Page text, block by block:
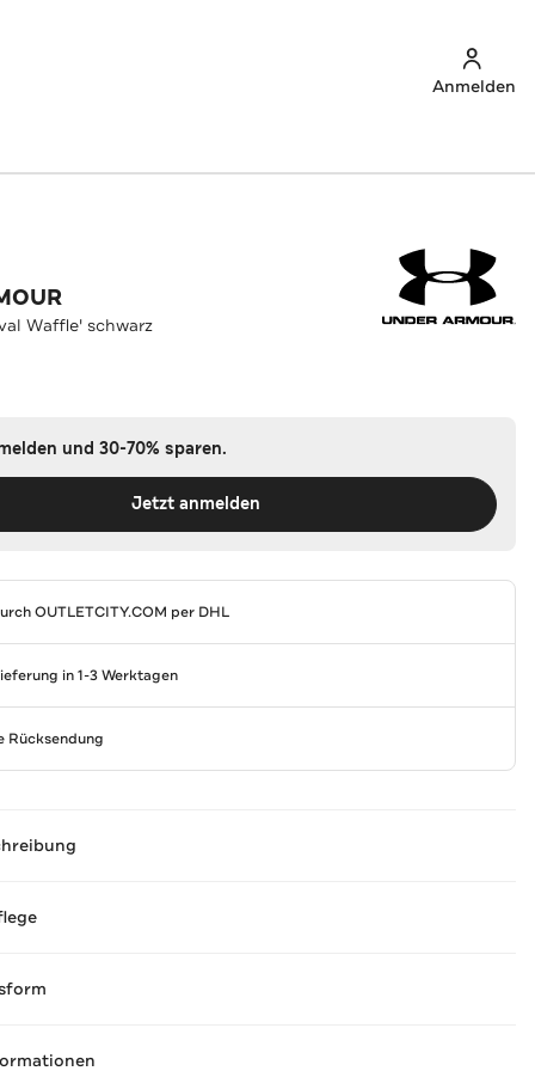
Anmelden
Waffle' schwarz
und 30-70% sparen.
Jetzt anmelden
OUTLETCITY.COM per DHL
in 1-3 Werktagen
Rücksendung